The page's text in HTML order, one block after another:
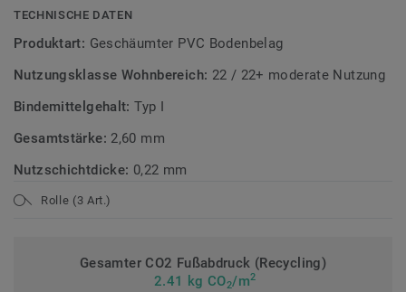
TECHNISCHE DATEN
Produktart: Geschäumter PVC Bodenbelag
Nutzungsklasse Wohnbereich: 22 / 22+ moderate Nutzung
Bindemittelgehalt:Typ I
Gesamtstärke: 2,60 mm
Nutzschichtdicke: 0,22 mm
Rolle (3 Art.)
Gesamter CO2 Fußabdruck (Recycling)
2.41 kg CO2/m2